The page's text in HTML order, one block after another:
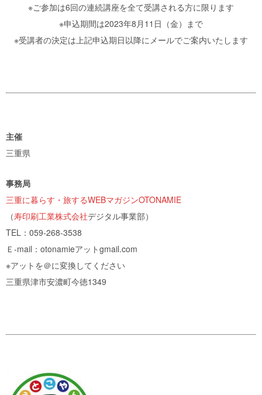
※ご参加は6回の連続講座を全て受講される方に限ります
※申込期間は2023年8月11日（金）まで
※受講者の決定は上記申込期日以降にメールでご案内いたします
主催
三重県
事務局
三重に暮らす・旅するWEBマガジンOTONAMIE
（寿印刷工業株式会社デジタル事業部）
TEL：059-268-3538
Ｅ-mail：otonamieアットgmail.com
※アットを＠に変換してください
三重県津市安濃町今徳1349